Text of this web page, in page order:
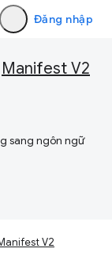
Đăng nhập
Manifest V2
sang ngôn ngữ
V2